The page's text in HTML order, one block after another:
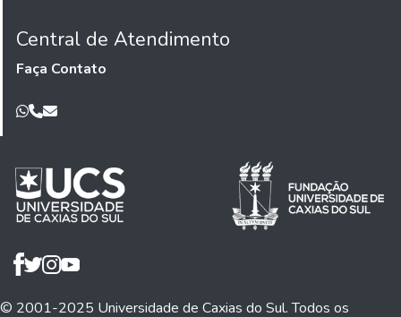
Central de Atendimento
Faça Contato
© 2001-2025 Universidade de Caxias do Sul. Todos os